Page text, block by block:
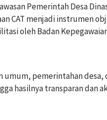
Pemerintah Desa
CAT menjadi instrumen
oleh Badan
pemerintahan desa,
hasilnya transparan dan